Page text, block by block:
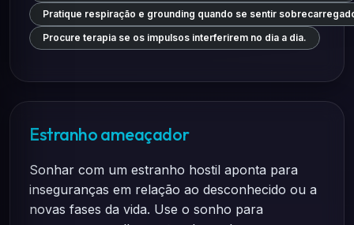
Pratique respiração e grounding quando se sentir
Procure terapia se os impulsos interferirem no dia a dia.
Estranho ameaçador
Sonhar com um estranho hostil aponta para
inseguranças em relação ao desconhecido ou a
novas fases da vida. Use o sonho para